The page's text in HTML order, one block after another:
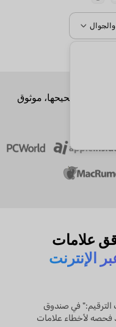
تم تصحيحها، موثوق
علامات
الإنترنت
الترقيم:" في صندوق
فحصه لأخطاء علامات